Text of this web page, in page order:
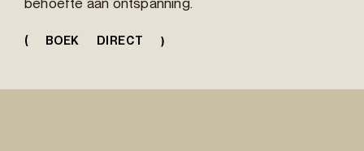
behoefte aan ontspanning.
( BOEK DIRECT